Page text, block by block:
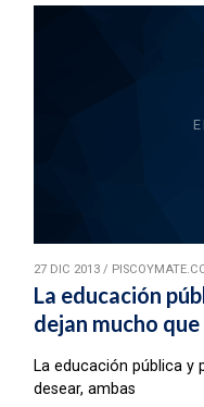
27 DIC 2013/
La educación
dejan mucho
La educación pública y
desear, ambas